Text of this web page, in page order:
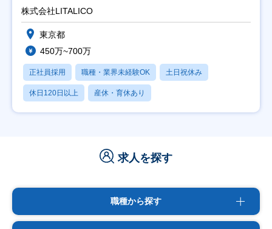
株式会社LITALICO
東京都
450万~700万
正社員採用 職種・業界未経験OK 土日祝休み
休日120日以上 産休・育休あり
求人を探す
職種から探す